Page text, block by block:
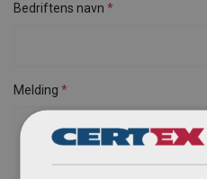
Bedriftens navn
Melding